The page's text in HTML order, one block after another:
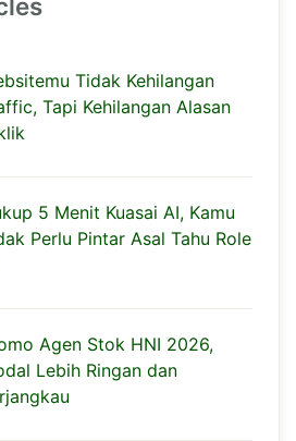
Tidak Kehilangan
Tapi Kehilangan Alasan
5 Menit Kuasai AI, Kamu
Perlu Pintar Asal Tahu Role
Agen Stok HNI 2026,
Lebih Ringan dan